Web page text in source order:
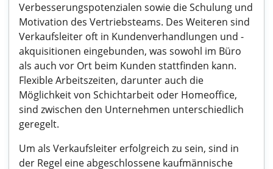
Verbesserungspotenzialen sowie die Schulung und
Motivation des Vertriebsteams. Des Weiteren sind
Verkaufsleiter oft in Kundenverhandlungen und -
akquisitionen eingebunden, was sowohl im Büro
als auch vor Ort beim Kunden stattfinden kann.
Flexible Arbeitszeiten, darunter auch die
Möglichkeit von Schichtarbeit oder Homeoffice,
sind zwischen den Unternehmen unterschiedlich
geregelt.
Um als Verkaufsleiter erfolgreich zu sein, sind in
der Regel eine abgeschlossene kaufmännische